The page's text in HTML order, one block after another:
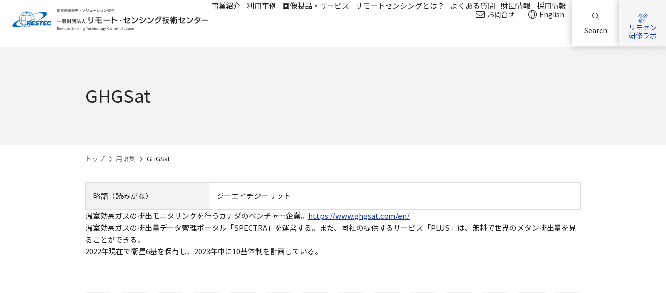
お問合せ English
事業紹介 利用事例 画像製品・サービス リモートセンシングとは？ よくある質問 財団情報 採用情報
Search
リモセン
研修ラボ
GHGSat
トップ 用語集 GHGSat
略語（読みがな）
ジーエイチジーサット
温室効果ガスの排出モニタリングを行うカナダのベンチャー企業。 https://www.ghgsat.com/en/
温室効果ガスの排出量データ管理ポータル「SPECTRA」を運営する。また、同社の提供するサービス「PLUS」は、無料で世界のメタン排出量を見
ることができる。
2022年現在で衛星6基を保有し、2023年中に10基体制を計画している。